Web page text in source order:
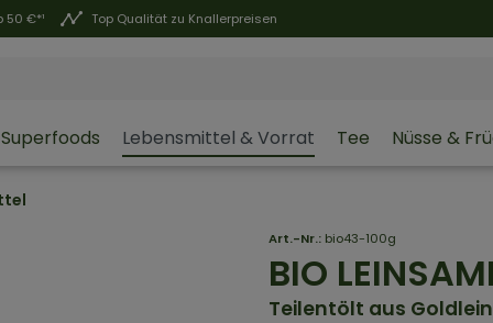
50 €*¹ Top Qualität zu Knallerpreisen
Superfoods Lebensmittel & Vorrat Tee Nüsse &
Art.-Nr.: bio43-100g
BIO
Teilentölt aus